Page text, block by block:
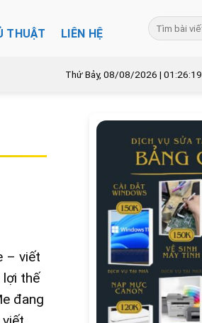
THUẬT LIÊN HỆ
Thứ Bảy, 08/08/2026 | 01:26:20
– viết
thế
đang